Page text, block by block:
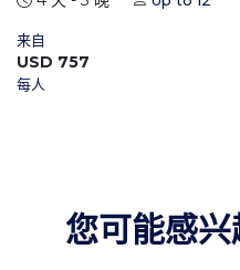
来自
USD 757
每人
您可能感